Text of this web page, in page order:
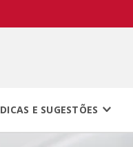
DICAS E SUGESTÕES